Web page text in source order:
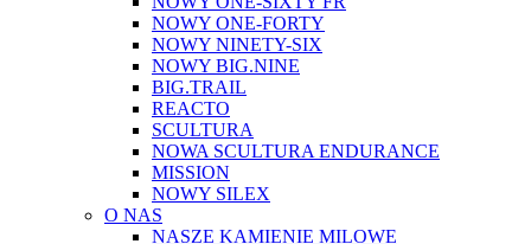
NOWY ONE-FORTY
NOWY NINETY-SIX
NOWY BIG.NINE
BIG.TRAIL
REACTO
SCULTURA
NOWA SCULTURA ENDURANCE
MISSION
NOWY SILEX
O NAS
NASZE KAMIENIE MILOWE